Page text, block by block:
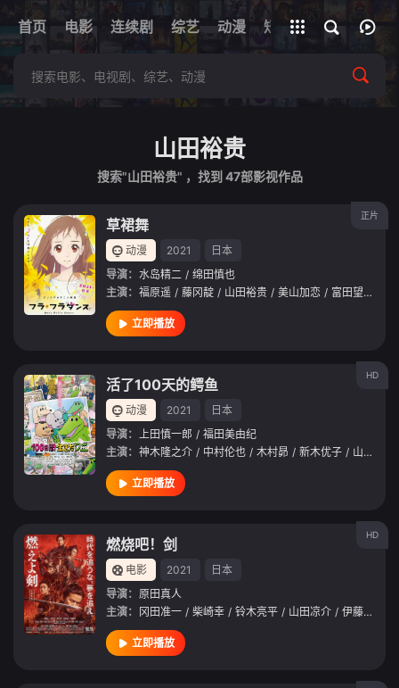
首页 电影 连续剧 综艺 动漫 短剧 网址
全部影片
山田裕贵
搜索"山田裕贵" ，找到 47部影视作品
正片
草裙舞
动漫 2021
日本
导演： 水岛精二 / 绵田慎也
主演： 福原遥 / 藤冈靛 / 山田裕贵 / 美山加恋 / 富田望生
立即播放
HD
活了100天的鳄鱼
动漫 2021
日本
导演： 上田慎一郎 / 福田美由纪
主演： 神木隆之介 / 中村伦也 / 木村昴 / 新木优子 / 山田裕贵
立即播放
HD
燃烧吧！剑
电影 2021
日本
导演： 原田真人
主演：
冈田准一 / 柴崎幸 / 铃木亮平 / 山田凉介 / 伊藤英明
立即播放